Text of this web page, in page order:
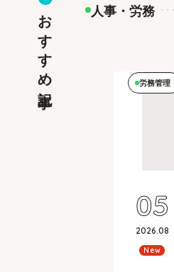
おすすめ記事 人事・労務
労務管理
2026.08
05
New